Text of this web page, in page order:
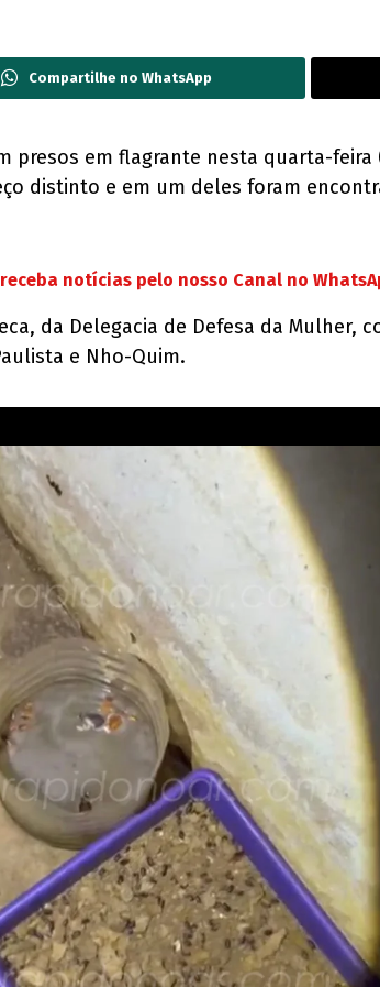
Compartilhe no WhatsApp
presos em flagrante nesta quarta-feira
distinto e em um deles foram
notícias pelo nosso Canal no
da Delegacia de Defesa da Mulher,
e Nho-Quim.